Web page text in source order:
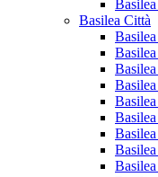
Basilea Città